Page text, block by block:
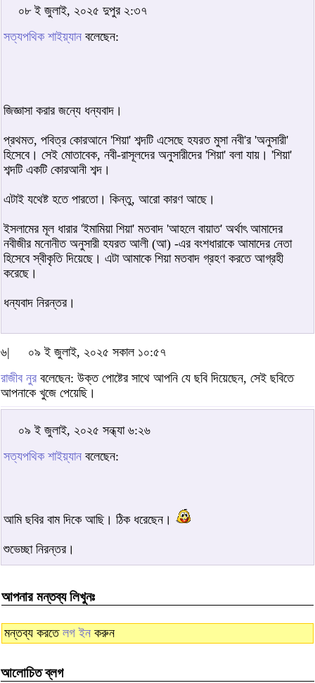
০৮ ই জুলাই, ২০২৫ দুপুর ২:৩৭
সত্যপথিক শাইয়্যান বলেছেন:
জিজ্ঞাসা করার জন্যে ধন্যবাদ।
প্রথমত, পবিত্র কোরআনে 'শিয়া' শব্দটি এসেছে হযরত মুসা নবী'র 'অনুসারী'
হিসেবে। সেই মোতাবেক, নবী-রাসূলদের অনুসারীদের 'শিয়া' বলা যায়। 'শিয়া'
শব্দটি একটি কোরআনী শব্দ।
এটাই যথেষ্ট হতে পারতো। কিন্তু, আরো কারণ আছে।
ইসলামের মূল ধারার 'ইমামিয়া শিয়া' মতবাদ 'আহলে বায়াত' অর্থাৎ আমাদের
নবীজীর মনোনীত অনুসারী হযরত আলী (আ) -এর বংশধারাকে আমাদের নেতা
হিসেবে স্বীকৃতি দিয়েছে। এটা আমাকে শিয়া মতবাদ গ্রহণ করতে আগ্রহী
করেছে।
ধন্যবাদ নিরন্তর।
৬|
০৯ ই জুলাই, ২০২৫ সকাল ১০:৫৭
রাজীব নুর বলেছেন: উক্ত পোষ্টের সাথে আপনি যে ছবি দিয়েছেন, সেই ছবিতে
আপনাকে খুজে পেয়েছি।
০৯ ই জুলাই, ২০২৫ সন্ধ্যা ৬:২৬
সত্যপথিক শাইয়্যান বলেছেন:
আমি ছবির বাম দিকে আছি। ঠিক ধরেছেন।
শুভেচ্ছা নিরন্তর।
আপনার মন্তব্য লিখুনঃ
মন্তব্য করতে লগ ইন করুন
আলোচিত ব্লগ